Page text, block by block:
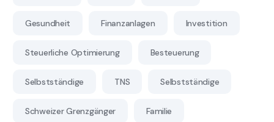
Gesundheit Finanzanlagen Investition
Steuerliche Optimierung Besteuerung
Selbstständige TNS Selbstständige
Schweizer Grenzgänger Familie